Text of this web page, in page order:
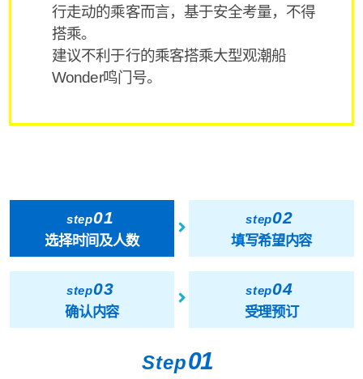
行走动的乘客而言，基于安全考量，不得
搭乘。
建议不利于行的乘客搭乘大型观潮船
Wonder鸣门号。
step01
选择时间及人数
step02
填写希望内容
step03
确认内容
step04
受理预订
Step01